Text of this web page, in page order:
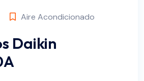
Aire Acondicionado
Daikin